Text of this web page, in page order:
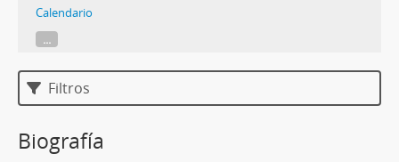
Calendario
...
Filtros
Biografía